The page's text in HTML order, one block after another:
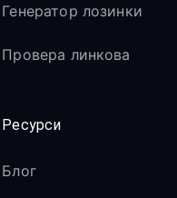
Генератор лозинки
Провера линкова
Ресурси
Блог